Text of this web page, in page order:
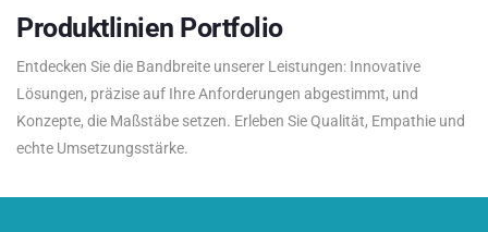
Produktlinien Portfolio
Entdecken Sie die Bandbreite unserer Leistungen: Innovative
Lösungen, präzise auf Ihre Anforderungen abgestimmt, und
Konzepte, die Maßstäbe setzen. Erleben Sie Qualität, Empathie und
echte Umsetzungsstärke.